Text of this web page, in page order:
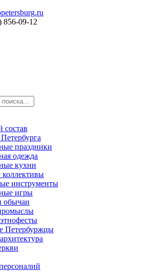
856-09-12
состав
праздники
одежда
кухни
коллективы
инструменты
игры
обычаи
Петербуржцы